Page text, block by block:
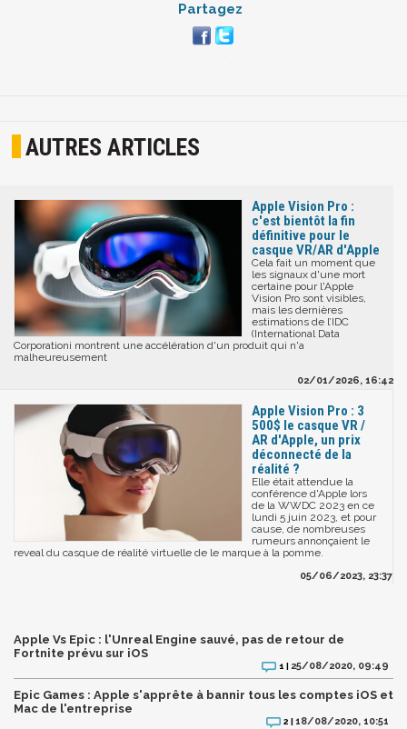
Partagez
AUTRES ARTICLES
Apple Vision Pro :
c'est bientôt la fin
définitive pour le
casque VR/AR d'Apple
Cela fait un moment que
les signaux d'une mort
certaine pour l'Apple
Vision Pro sont visibles,
mais les dernières
estimations de l’IDC
(International Data
Corporationi montrent une accélération d'un produit qui n'a
malheureusement
02/01/2026, 16:42
Apple Vision Pro : 3
500$ le casque VR /
AR d'Apple, un prix
déconnecté de la
réalité ?
Elle était attendue la
conférence d'Apple lors
de la WWDC 2023 en ce
lundi 5 juin 2023, et pour
cause, de nombreuses
rumeurs annonçaient le
reveal du casque de réalité virtuelle de le marque à la pomme.
05/06/2023, 23:37
Apple Vs Epic : l'Unreal Engine sauvé, pas de retour de
Fortnite prévu sur iOS
1 | 25/08/2020, 09:49
Epic Games : Apple s'apprête à bannir tous les comptes iOS et
Mac de l'entreprise
2 |18/08/2020, 10:51